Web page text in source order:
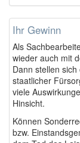
Ihr Gewinn
Als
wieder auch mit
Dann stellen
staatlicher
viele
Hinsicht.
Können
bzw.